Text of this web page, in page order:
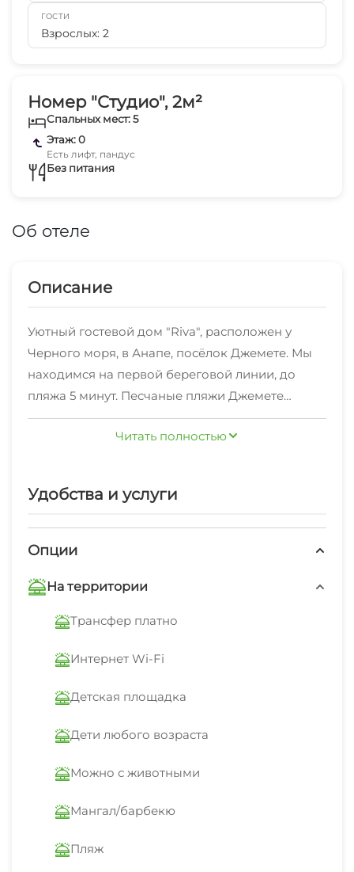
Номер "Студио", 2м²
Спальных мест: 5
Этаж: 0
Есть лифт, пандус
Без питания
Об отеле
Описание
Уютный гостевой дом "Riva", расположен у
Черного моря, в Анапе, посёлок Джемете. Мы
находимся на первой береговой линии, до
пляжа 5 минут. Песчаные пляжи Джемете
известны своими дюнами, тёплым морем,
широкой береговой линией. Это идеальное
доступности располагаются магазины, кафе,
развлекательные места как для взрослых, так и
До центра Анапы вы сможете добраться за 30
минут на маршрутном такси.
В стоимость входит проживание в
комфортабельном номере с балконом (кроме
первого этажа), автостоянка, Wi-Fi,
Читать полностью
Удобства и услуги
Опции
На территории
Трансфер платно
Интернет Wi-Fi
Детская площадка
Дети любого возраста
Можно с животными
Мангал/барбекю
Пляж
ГОСТИ
Взрослых: 2